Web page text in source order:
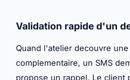
Validation rapide d'un
Quand l'atelier decouvre
complementaire, un SMS
propose un rappel. Le client